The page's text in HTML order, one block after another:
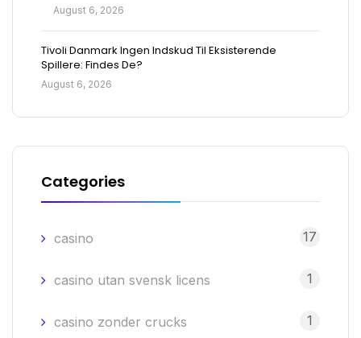
August 6, 2026
Tivoli Danmark Ingen Indskud Til Eksisterende
Spillere: Findes De?
August 6, 2026
Categories
casino 17
casino utan svensk licens 1
casino zonder crucks 1